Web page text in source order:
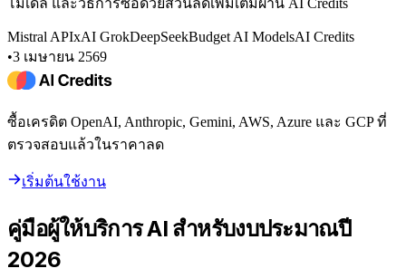
Mistral APIxAI GrokDeepSeekBudget AI ModelsAI Credits
•3 เมษายน 2569
ซื้อเครดิต OpenAI, Anthropic, Gemini, AWS, Azure และ GCP ที่
ตรวจสอบแล้วในราคาลด
เริ่มต้นใช้งาน
คู่มือผู้ให้บริการ AI สำหรับงบประมาณปี
2026